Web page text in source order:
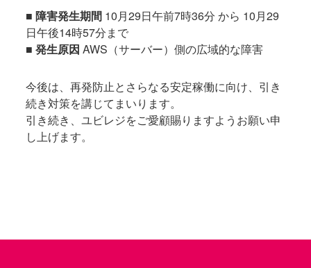
■ 障害発生期間 10月29日午前7時36分 から 10月29
日午後14時57分まで
■ 発生原因 AWS（サーバー）側の広域的な障害
今後は、再発防止とさらなる安定稼働に向け、引き
続き対策を講じてまいります。
引き続き、ユビレジをご愛顧賜りますようお願い申
し上げます。